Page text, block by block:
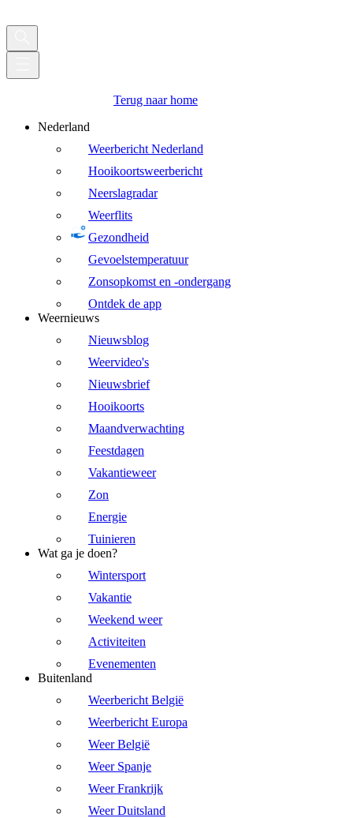
Terug naar home
Nederland
Weerbericht Nederland
Hooikoortsweerbericht
Neerslagradar
Weerflits
Gezondheid
Gevoelstemperatuur
Zonsopkomst en -ondergang
Ontdek de app
Weernieuws
Nieuwsblog
Weervideo's
Nieuwsbrief
Hooikoorts
Maandverwachting
Feestdagen
Vakantieweer
Zon
Energie
Tuinieren
Wat ga je doen?
Wintersport
Vakantie
Weekend weer
Activiteiten
Evenementen
Buitenland
Weerbericht België
Weerbericht Europa
Weer België
Weer Spanje
Weer Frankrijk
Weer Duitsland